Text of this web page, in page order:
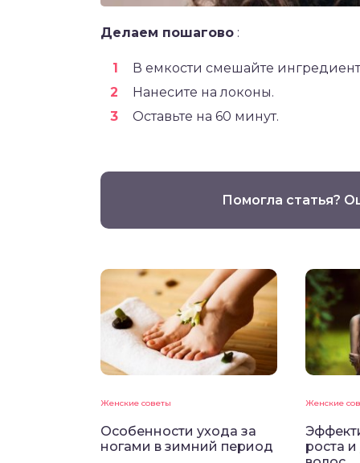
Делаем пошагово :
В емкости смешайте
Нанесите на локоны.
Оставьте на 60 минут.
Помогла статья?
Женские советы
Особенности ухода за
ногами в зимний период
Женские
роста